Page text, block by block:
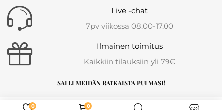
Live -chat
7pv viikossa 08.00-17.00
Ilmainen toimitus
Kaikkiin tilauksiin yli 79€
SALLI MEIDÄN RATKAISTA PULMASI!
0 0